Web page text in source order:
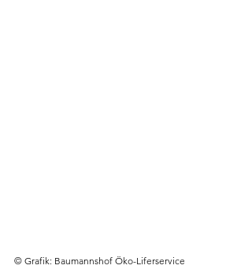
© Grafik: Baumannshof Öko-Liferservice